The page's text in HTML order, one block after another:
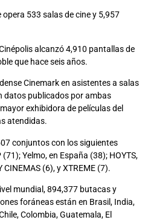
533 salas de cine y 5,957
alcanzó 4,910 pantallas de
que hace seis años.
Cinemark en asistentes a salas
datos publicados por ambas
exhibidora de películas del
atendidas.
conjuntos con los siguientes
Yelmo, en España (38); HOYTS,
CINEMAS (6), y XTREME (7).
mundial, 894,377 butacas y
foráneas están en Brasil, India,
Colombia, Guatemala, El